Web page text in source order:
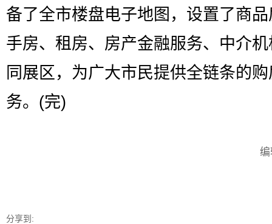
备了全市楼盘电子地图，设置了商
手房、租房、房产金融服务、中介
同展区，为广大市民提供全链条的
务。(完)
分享到: